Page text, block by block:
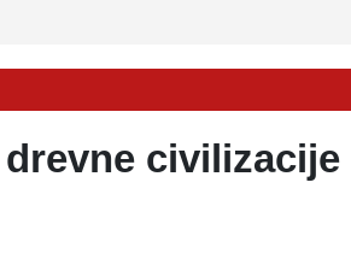
civilizacije